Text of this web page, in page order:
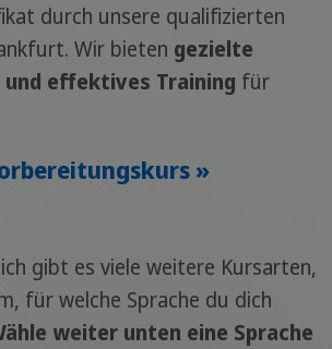
durch unsere qualifizierten
Wir bieten gezielte
effektives Training für
»
gibt es viele weitere Kursarten,
für welche Sprache du dich
weiter unten eine Sprache